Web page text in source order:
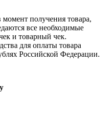
момент получения товара,
все необходимые
и товарный чек.
для оплаты товара
Российской Федерации.